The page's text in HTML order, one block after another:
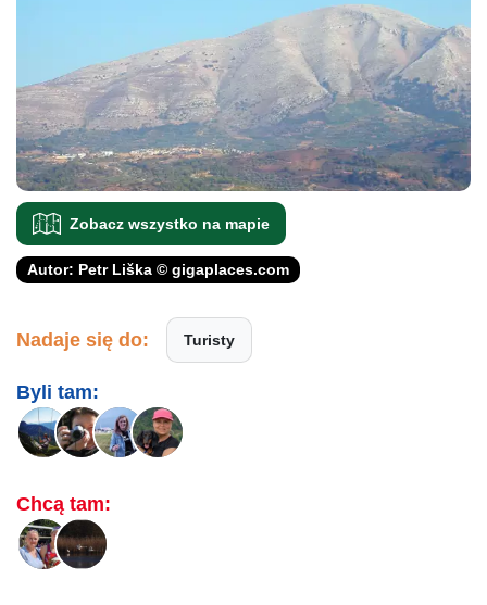
Zobacz wszystko na mapie
Autor: Petr Liška © gigaplaces.com
Nadaje się do: Turisty
Byli tam:
Chcą tam: